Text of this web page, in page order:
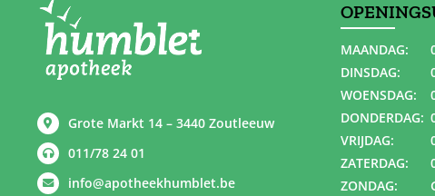
Grote Markt 14 – 3440 Zoutleeuw
011/78 24 01
info@apotheekhumblet.be
MAANDAG:
DINSDAG:
WOENSDAG:
DONDERDAG:
VRIJDAG:
ZATERDAG:
ZONDAG: